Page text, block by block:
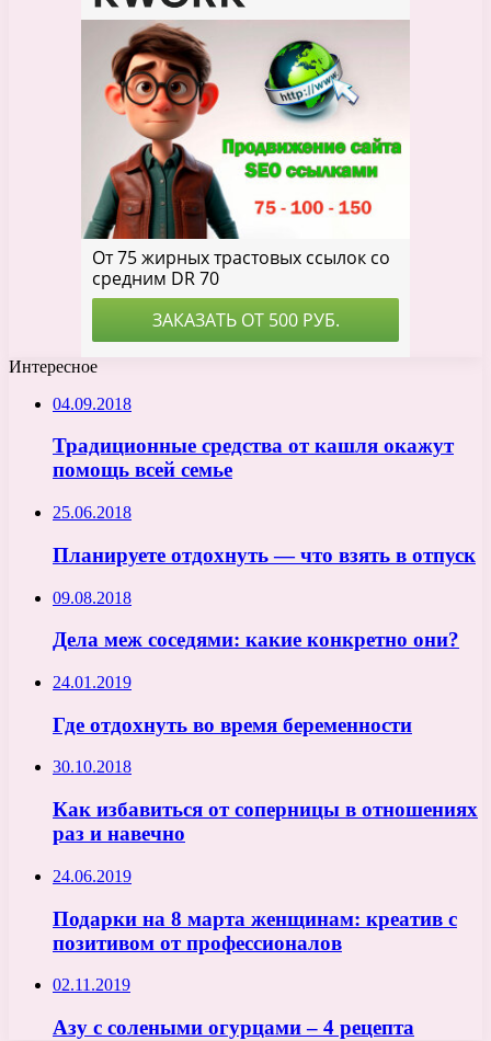
Интересное
04.09.2018
Традиционные средства от кашля окажут
помощь всей семье
25.06.2018
Планируете отдохнуть — что взять в отпуск
09.08.2018
Дела меж соседями: какие конкретно они?
24.01.2019
Где отдохнуть во время беременности
30.10.2018
Как избавиться от соперницы в отношениях
раз и навечно
24.06.2019
Подарки на 8 марта женщинам: креатив с
позитивом от профессионалов
02.11.2019
Азу с солеными огурцами – 4 рецепта